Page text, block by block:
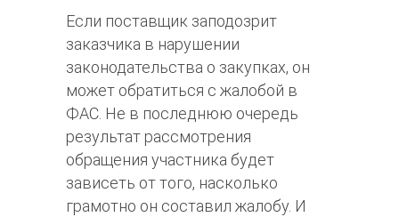
Если поставщик заподозрит
заказчика в нарушении
законодательства о закупках, он
может обратиться с жалобой в
ФАС. Не в последнюю очередь
результат рассмотрения
обращения участника будет
зависеть от того, насколько
грамотно он составил жалобу. И